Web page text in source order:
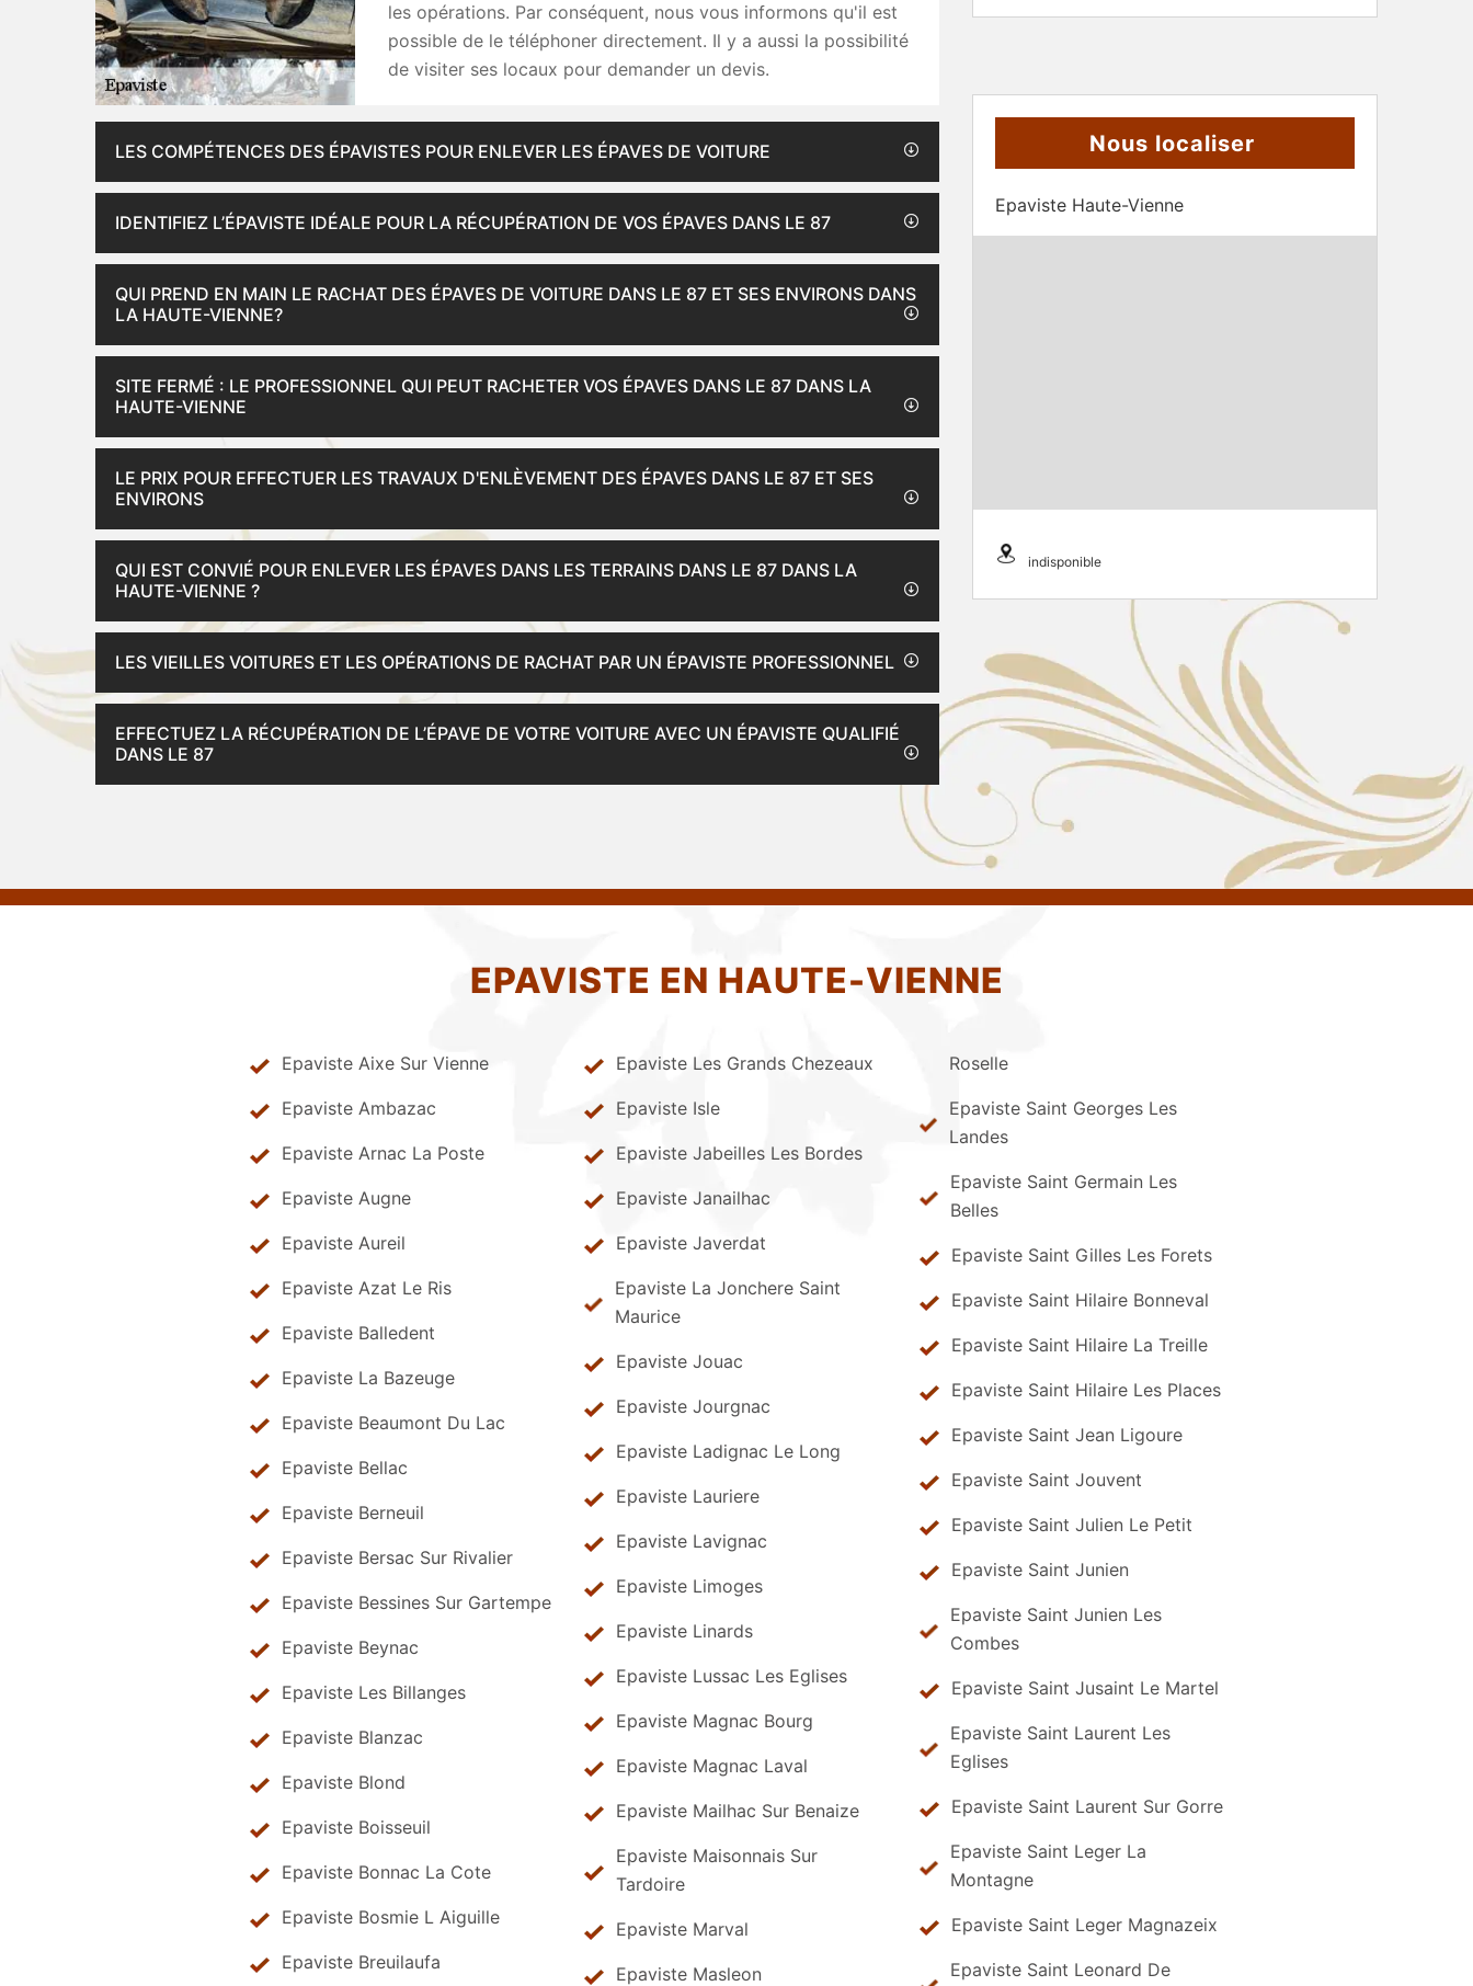
les opérations. Par conséquent, nous vous informons qu'il est
possible de le téléphoner directement. Il y a aussi la possibilité
de visiter ses locaux pour demander un devis.
LES COMPÉTENCES DES ÉPAVISTES POUR ENLEVER LES ÉPAVES DE VOITURE
IDENTIFIEZ L’ÉPAVISTE IDÉALE POUR LA RÉCUPÉRATION DE VOS ÉPAVES DANS LE 87
QUI PREND EN MAIN LE RACHAT DES ÉPAVES DE VOITURE DANS LE 87 ET SES ENVIRONS DANS
LA HAUTE-VIENNE?
SITE FERMÉ : LE PROFESSIONNEL QUI PEUT RACHETER VOS ÉPAVES DANS LE 87 DANS LA
HAUTE-VIENNE
LE PRIX POUR EFFECTUER LES TRAVAUX D'ENLÈVEMENT DES ÉPAVES DANS LE 87 ET SES
ENVIRONS
QUI EST CONVIÉ POUR ENLEVER LES ÉPAVES DANS LES TERRAINS DANS LE 87 DANS LA
HAUTE-VIENNE ?
LES VIEILLES VOITURES ET LES OPÉRATIONS DE RACHAT PAR UN ÉPAVISTE PROFESSIONNEL
EFFECTUEZ LA RÉCUPÉRATION DE L’ÉPAVE DE VOTRE VOITURE AVEC UN ÉPAVISTE QUALIFIÉ
DANS LE 87
Nous localiser
Epaviste Haute-Vienne
indisponible
EPAVISTE EN HAUTE-VIENNE
Epaviste Aixe Sur Vienne
Epaviste Ambazac
Epaviste Arnac La Poste
Epaviste Augne
Epaviste Aureil
Epaviste Azat Le Ris
Epaviste Balledent
Epaviste La Bazeuge
Epaviste Beaumont Du Lac
Epaviste Bellac
Epaviste Berneuil
Epaviste Bersac Sur Rivalier
Epaviste Bessines Sur Gartempe
Epaviste Beynac
Epaviste Les Billanges
Epaviste Blanzac
Epaviste Blond
Epaviste Boisseuil
Epaviste Bonnac La Cote
Epaviste Bosmie L Aiguille
Epaviste Breuilaufa
Epaviste Les Grands Chezeaux
Epaviste Isle
Epaviste Jabeilles Les Bordes
Epaviste Janailhac
Epaviste Javerdat
Epaviste La Jonchere Saint
Maurice
Epaviste Jouac
Epaviste Jourgnac
Epaviste Ladignac Le Long
Epaviste Lauriere
Epaviste Lavignac
Epaviste Limoges
Epaviste Linards
Epaviste Lussac Les Eglises
Epaviste Magnac Bourg
Epaviste Magnac Laval
Epaviste Mailhac Sur Benaize
Epaviste Maisonnais Sur
Tardoire
Epaviste Marval
Epaviste Masleon
Roselle
Epaviste Saint Georges Les
Landes
Epaviste Saint Germain Les
Belles
Epaviste Saint Gilles Les Forets
Epaviste Saint Hilaire Bonneval
Epaviste Saint Hilaire La Treille
Epaviste Saint Hilaire Les Places
Epaviste Saint Jean Ligoure
Epaviste Saint Jouvent
Epaviste Saint Julien Le Petit
Epaviste Saint Junien
Epaviste Saint Junien Les
Combes
Epaviste Saint Jusaint Le Martel
Epaviste Saint Laurent Les
Eglises
Epaviste Saint Laurent Sur Gorre
Epaviste Saint Leger La
Montagne
Epaviste Saint Leger Magnazeix
Epaviste Saint Leonard De